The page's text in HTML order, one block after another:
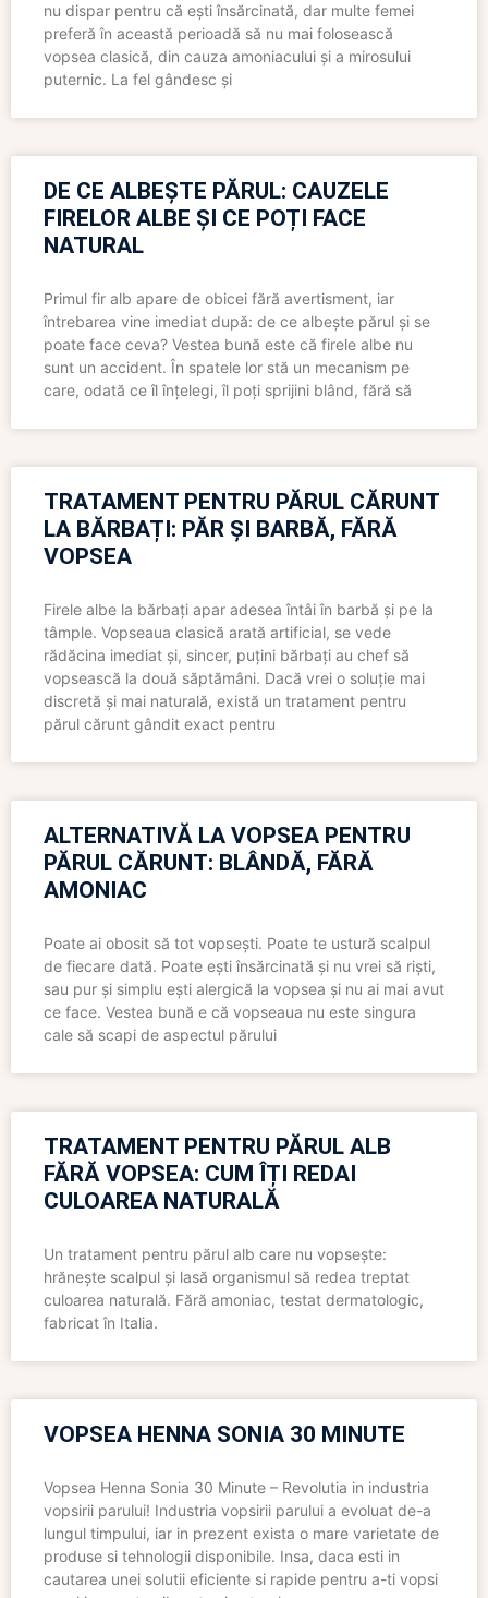
nu dispar pentru că ești însărcinată, dar multe femei
preferă în această perioadă să nu mai folosească
vopsea clasică, din cauza amoniacului și a mirosului
puternic. La fel gândesc și
DE CE ALBEȘTE PĂRUL: CAUZELE
FIRELOR ALBE ȘI CE POȚI FACE
NATURAL
Primul fir alb apare de obicei fără avertisment, iar
întrebarea vine imediat după: de ce albește părul și se
poate face ceva? Vestea bună este că firele albe nu
sunt un accident. În spatele lor stă un mecanism pe
care, odată ce îl înțelegi, îl poți sprijini blând, fără să
TRATAMENT PENTRU PĂRUL CĂRUNT
LA BĂRBAȚI: PĂR ȘI BARBĂ, FĂRĂ
VOPSEA
Firele albe la bărbați apar adesea întâi în barbă și pe la
tâmple. Vopseaua clasică arată artificial, se vede
rădăcina imediat și, sincer, puțini bărbați au chef să
vopsească la două săptămâni. Dacă vrei o soluție mai
discretă și mai naturală, există un tratament pentru
părul cărunt gândit exact pentru
ALTERNATIVĂ LA VOPSEA PENTRU
PĂRUL CĂRUNT: BLÂNDĂ, FĂRĂ
AMONIAC
Poate ai obosit să tot vopsești. Poate te ustură scalpul
de fiecare dată. Poate ești însărcinată și nu vrei să riști,
sau pur și simplu ești alergică la vopsea și nu ai mai avut
ce face. Vestea bună e că vopseaua nu este singura
cale să scapi de aspectul părului
TRATAMENT PENTRU PĂRUL ALB
FĂRĂ VOPSEA: CUM ÎȚI REDAI
CULOAREA NATURALĂ
Un tratament pentru părul alb care nu vopsește:
hrănește scalpul și lasă organismul să redea treptat
culoarea naturală. Fără amoniac, testat dermatologic,
fabricat în Italia.
VOPSEA HENNA SONIA 30 MINUTE
Vopsea Henna Sonia 30 Minute – Revolutia in industria
vopsirii parului! Industria vopsirii parului a evoluat de-a
lungul timpului, iar in prezent exista o mare varietate de
produse si tehnologii disponibile. Insa, daca esti in
cautarea unei solutii eficiente si rapide pentru a-ti vopsi